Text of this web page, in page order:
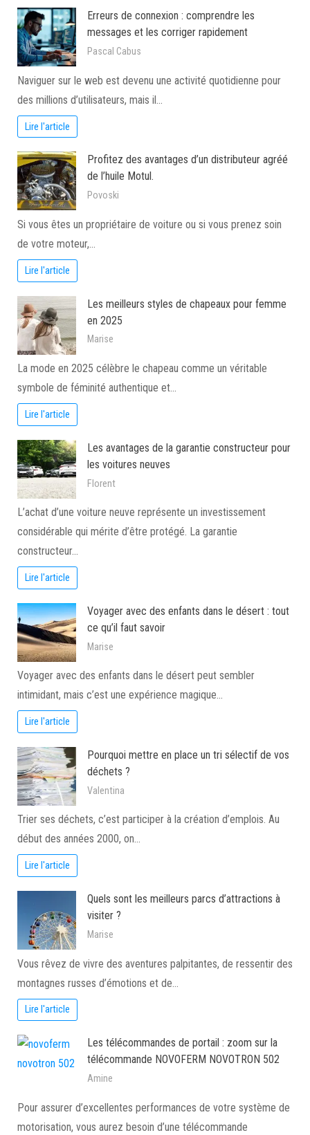
Erreurs de connexion : comprendre les
messages et les corriger rapidement
Pascal Cabus
Naviguer sur le web est devenu une activité quotidienne pour
des millions d’utilisateurs, mais il…
Lire l'article
Profitez des avantages d’un distributeur agréé
de l’huile Motul.
Povoski
Si vous êtes un propriétaire de voiture ou si vous prenez soin
de votre moteur,…
Lire l'article
Les meilleurs styles de chapeaux pour femme
en 2025
Marise
La mode en 2025 célèbre le chapeau comme un véritable
symbole de féminité authentique et…
Lire l'article
Les avantages de la garantie constructeur pour
les voitures neuves
Florent
L’achat d’une voiture neuve représente un investissement
considérable qui mérite d’être protégé. La garantie
constructeur…
Lire l'article
Voyager avec des enfants dans le désert : tout
ce qu’il faut savoir
Marise
Voyager avec des enfants dans le désert peut sembler
intimidant, mais c’est une expérience magique…
Lire l'article
Pourquoi mettre en place un tri sélectif de vos
déchets ?
Valentina
Trier ses déchets, c’est participer à la création d’emplois. Au
début des années 2000, on…
Lire l'article
Quels sont les meilleurs parcs d’attractions à
visiter ?
Marise
Vous rêvez de vivre des aventures palpitantes, de ressentir des
montagnes russes d’émotions et de…
Lire l'article
Les télécommandes de portail : zoom sur la
télécommande NOVOFERM NOVOTRON 502
Amine
Pour assurer d’excellentes performances de votre système de
motorisation, vous aurez besoin d’une télécommande